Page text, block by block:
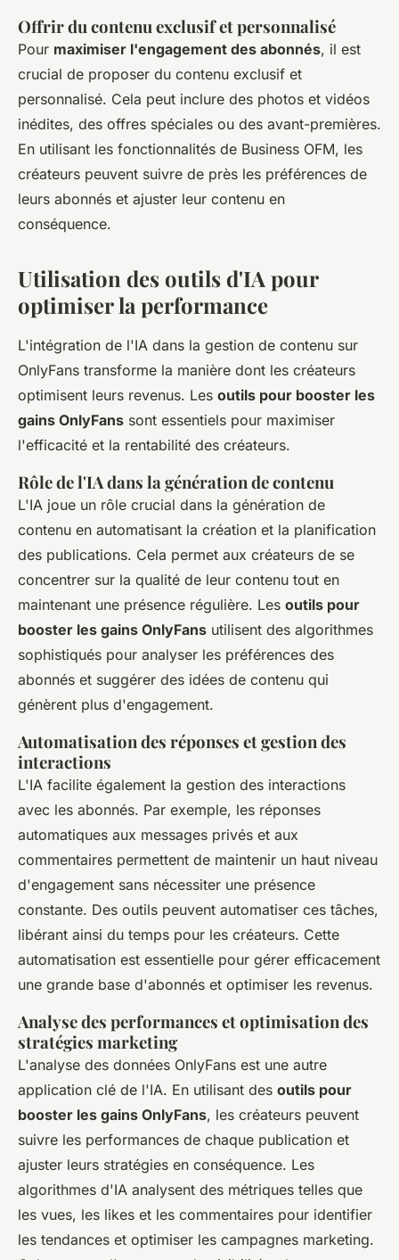
Offrir du contenu exclusif et personnalisé
Pour maximiser l'engagement des abonnés, il est
crucial de proposer du contenu exclusif et
personnalisé. Cela peut inclure des photos et vidéos
inédites, des offres spéciales ou des avant-premières.
En utilisant les fonctionnalités de Business OFM, les
créateurs peuvent suivre de près les préférences de
leurs abonnés et ajuster leur contenu en
conséquence.
Utilisation des outils d'IA pour
optimiser la performance
L'intégration de l'IA dans la gestion de contenu sur
OnlyFans transforme la manière dont les créateurs
optimisent leurs revenus. Les outils pour booster les
gains OnlyFans sont essentiels pour maximiser
l'efficacité et la rentabilité des créateurs.
Rôle de l'IA dans la génération de contenu
L'IA joue un rôle crucial dans la génération de
contenu en automatisant la création et la planification
des publications. Cela permet aux créateurs de se
concentrer sur la qualité de leur contenu tout en
maintenant une présence régulière. Les outils pour
booster les gains OnlyFans utilisent des algorithmes
sophistiqués pour analyser les préférences des
abonnés et suggérer des idées de contenu qui
génèrent plus d'engagement.
Automatisation des réponses et gestion des
interactions
L'IA facilite également la gestion des interactions
avec les abonnés. Par exemple, les réponses
automatiques aux messages privés et aux
commentaires permettent de maintenir un haut niveau
d'engagement sans nécessiter une présence
constante. Des outils peuvent automatiser ces tâches,
libérant ainsi du temps pour les créateurs. Cette
automatisation est essentielle pour gérer efficacement
une grande base d'abonnés et optimiser les revenus.
Analyse des performances et optimisation des
stratégies marketing
L'analyse des données OnlyFans est une autre
application clé de l'IA. En utilisant des outils pour
booster les gains OnlyFans, les créateurs peuvent
suivre les performances de chaque publication et
ajuster leurs stratégies en conséquence. Les
algorithmes d'IA analysent des métriques telles que
les vues, les likes et les commentaires pour identifier
les tendances et optimiser les campagnes marketing.